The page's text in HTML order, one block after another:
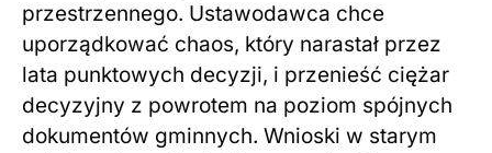
przestrzennego. Ustawodawca chce
uporządkować chaos, który narastał przez
lata punktowych decyzji, i przenieść ciężar
decyzyjny z powrotem na poziom spójnych
dokumentów gminnych. Wnioski w starym